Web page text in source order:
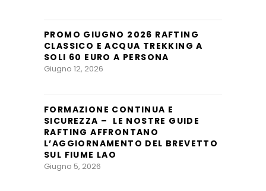
PROMO GIUGNO 2026 RAFTING
CLASSICO E ACQUA TREKKING A
SOLI 60 EURO A PERSONA
Giugno 12, 2026
FORMAZIONE CONTINUA E
SICUREZZA – LE NOSTRE GUIDE
RAFTING AFFRONTANO
L’AGGIORNAMENTO DEL BREVETTO
SUL FIUME LAO
Giugno 5, 2026